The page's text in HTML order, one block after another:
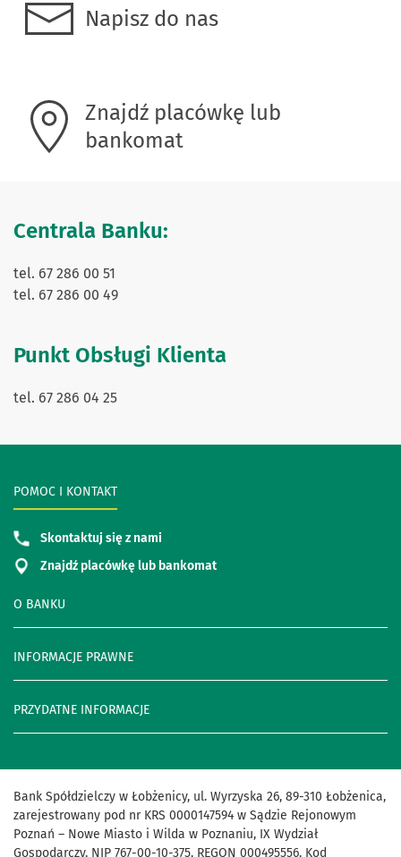
Napisz do nas
Znajdź placówkę lub
bankomat
Centrala Banku:
tel. 67 286 00 51
tel. 67 286 00 49
Punkt Obsługi Klienta
tel. 67 286 04 25
O BANKU
INFORMACJE PRAWNE
PRZYDATNE INFORMACJE
POMOC I KONTAKT
Skontaktuj się z nami
Znajdź placówkę lub bankomat
Bank Spółdzielczy w Łobżenicy, ul. Wyrzyska 26, 89-310 Łobżenica,
zarejestrowany pod nr KRS 0000147594 w Sądzie Rejonowym
Poznań – Nowe Miasto i Wilda w Poznaniu, IX Wydział
Gospodarczy, NIP 767-00-10-375, REGON 000495556, Kod